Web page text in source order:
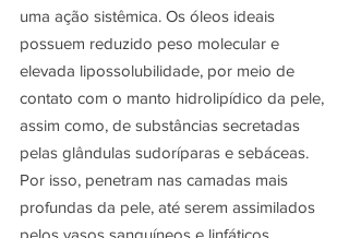
uma ação sistêmica. Os óleos ideais
possuem reduzido peso molecular e
elevada lipossolubilidade, por meio de
contato com o manto hidrolipídico da pele,
assim como, de substâncias secretadas
pelas glândulas sudoríparas e sebáceas.
Por isso, penetram nas camadas mais
profundas da pele, até serem assimilados
pelos vasos sanguíneos e linfáticos.